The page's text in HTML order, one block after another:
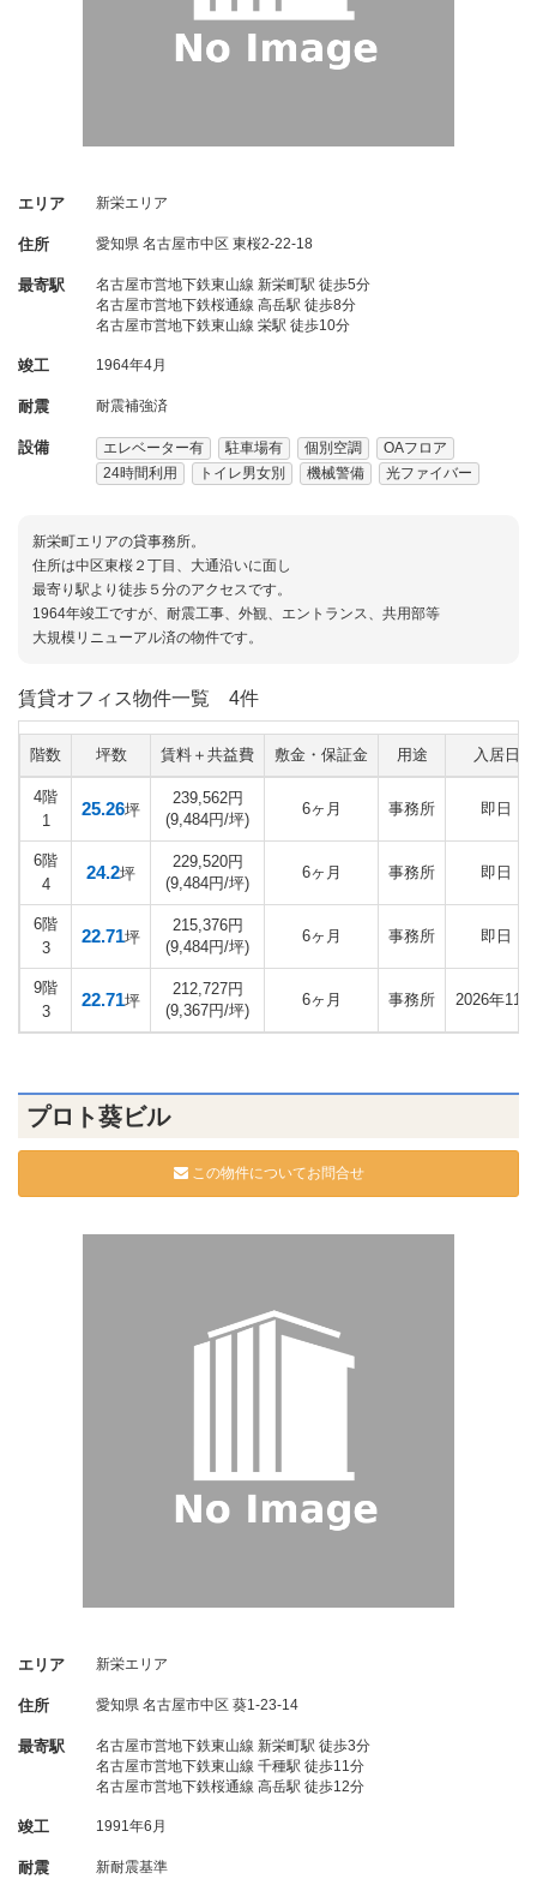
エリア 新栄エリア
住所 愛知県 名古屋市中区 東桜2-22-18
最寄駅
名古屋市営地下鉄東山線 新栄町駅 徒歩5分
名古屋市営地下鉄桜通線 高岳駅 徒歩8分
名古屋市営地下鉄東山線 栄駅 徒歩10分
竣工 1964年4月
耐震 耐震補強済
設備 エレベーター有 駐車場有 個別空調
OAフロア
24時間利用
トイレ男女別 機械警備 光ファイバー
新栄町エリアの貸事務所。
住所は中区東桜２丁目、大通沿いに面し
最寄り駅より徒歩５分のアクセスです。
1964年竣工ですが、耐震工事、外観、エントランス、共用部等
大規模リニューアル済の物件です。
賃貸オフィス物件一覧 4件
階数 坪数 賃料＋共益費 敷金・保証金 用途 入居日
4階
1
25.26坪
239,562円
(9,484円/坪)
6ヶ月 事務所 即日
6階
4
24.2坪
229,520円
(9,484円/坪)
6ヶ月 事務所 即日
6階
3
22.71坪
215,376円
(9,484円/坪)
6ヶ月 事務所 即日
9階
3
22.71坪
212,727円
(9,367円/坪)
6ヶ月 事務所 2026年11月
プロト葵ビル
この物件についてお問合せ
エリア 新栄エリア
住所 愛知県 名古屋市中区 葵1-23-14
最寄駅
名古屋市営地下鉄東山線 新栄町駅 徒歩3分
名古屋市営地下鉄東山線 千種駅 徒歩11分
名古屋市営地下鉄桜通線 高岳駅 徒歩12分
竣工 1991年6月
耐震 新耐震基準